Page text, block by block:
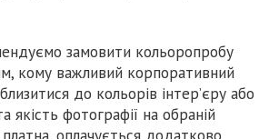
замовити кольоропробу
кому важливий корпоративний
до кольорів інтер’єру або
якість фотографії на обраній